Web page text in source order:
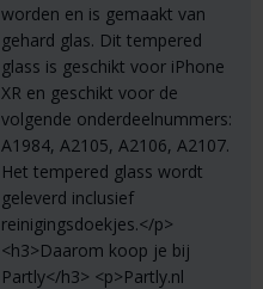
worden en is gemaakt van
gehard glas. Dit tempered
glass is geschikt voor iPhone
XR en geschikt voor de
volgende onderdeelnummers:
A1984, A2105, A2106, A2107.
Het tempered glass wordt
geleverd inclusief
reinigingsdoekjes.</p>
<h3>Daarom koop je bij
Partly</h3> <p>Partly.nl